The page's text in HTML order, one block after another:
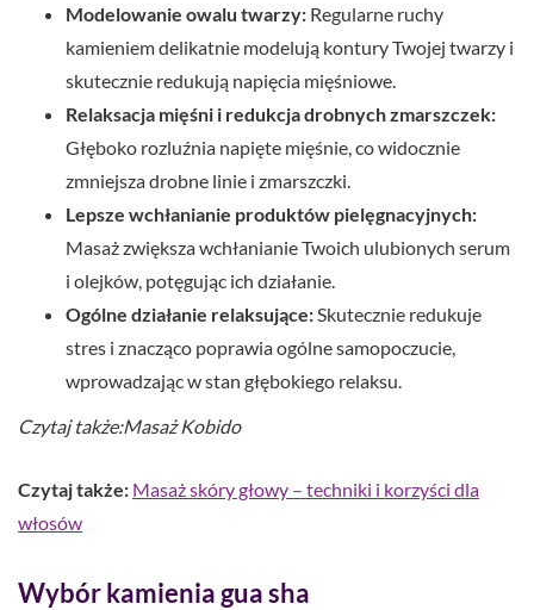
Modelowanie owalu twarzy: Regularne ruchy
kamieniem delikatnie modelują kontury Twojej twarzy i
skutecznie redukują napięcia mięśniowe.
Relaksacja mięśni i redukcja drobnych zmarszczek:
Głęboko rozluźnia napięte mięśnie, co widocznie
zmniejsza drobne linie i zmarszczki.
Lepsze wchłanianie produktów pielęgnacyjnych:
Masaż zwiększa wchłanianie Twoich ulubionych serum
i olejków, potęgując ich działanie.
Ogólne działanie relaksujące:Skutecznie redukuje
stres i znacząco poprawia ogólne samopoczucie,
wprowadzając w stan głębokiego relaksu.
Czytaj także:Masaż Kobido
Czytaj także: Masaż skóry głowy – techniki i korzyści dla
włosów
Wybór kamienia gua sha